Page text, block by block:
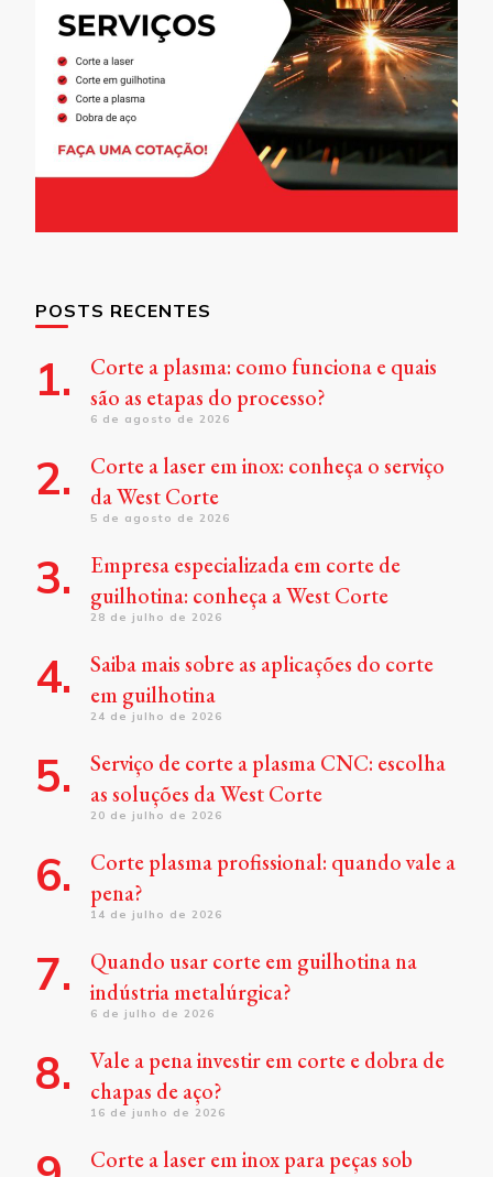
POSTS RECENTES
Corte a plasma: como funciona e quais
são as etapas do processo?
6 de agosto de 2026
Corte a laser em inox: conheça o serviço
da West Corte
5 de agosto de 2026
Empresa especializada em corte de
guilhotina: conheça a West Corte
28 de julho de 2026
Saiba mais sobre as aplicações do corte
em guilhotina
24 de julho de 2026
Serviço de corte a plasma CNC: escolha
as soluções da West Corte
20 de julho de 2026
Corte plasma profissional: quando vale a
pena?
14 de julho de 2026
Quando usar corte em guilhotina na
indústria metalúrgica?
6 de julho de 2026
Vale a pena investir em corte e dobra de
chapas de aço?
16 de junho de 2026
Corte a laser em inox para peças sob